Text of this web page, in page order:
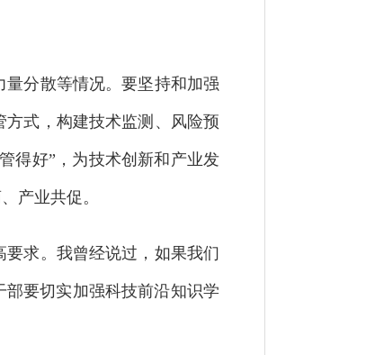
分散等情况。要坚持和加强
式，构建技术监测、风险预
得好”，为技术创新和产业发
产业共促。
求。我曾经说过，如果我们
要切实加强科技前沿知识学